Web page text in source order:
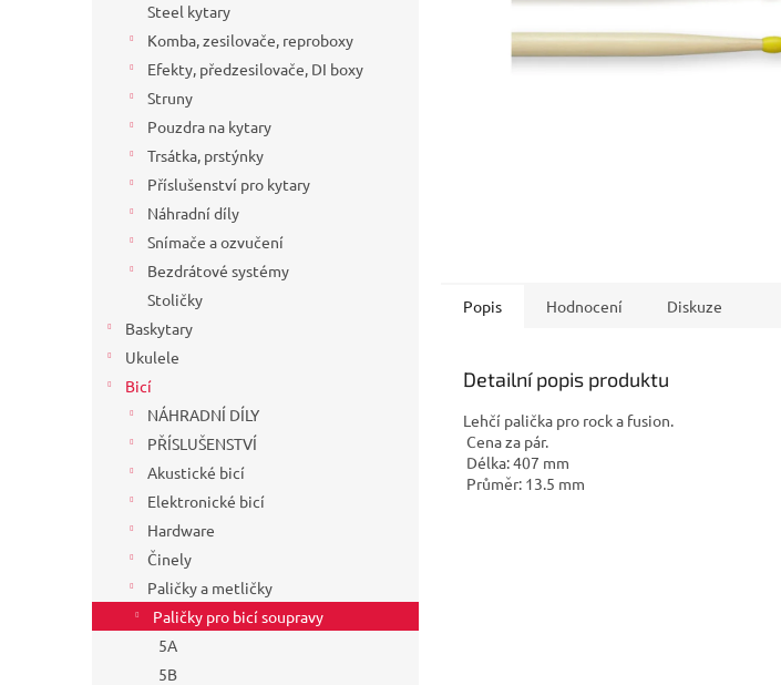
Steel kytary
Komba, zesilovače, reproboxy
Efekty, předzesilovače, DI boxy
Struny
Pouzdra na kytary
Trsátka, prstýnky
Příslušenství pro kytary
Náhradní díly
Snímače a ozvučení
Bezdrátové systémy
Stoličky
Baskytary
Ukulele
Bicí
NÁHRADNÍ DÍLY
PŘÍSLUŠENSTVÍ
Akustické bicí
Elektronické bicí
Hardware
Činely
Paličky a metličky
Paličky pro bicí soupravy
5A
5B
Popis Hodnocení Diskuze
Detailní popis produktu
Lehčí palička pro rock a fusion.
Cena za pár.
Délka: 407 mm
Průměr: 13.5 mm